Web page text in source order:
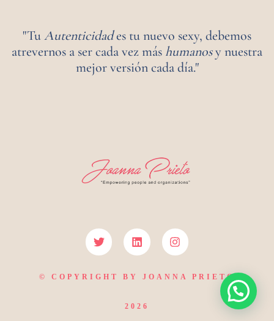
"TuAutenticidades tu nuevo sexy, debemos
atrevernos a ser cada vez máshumanosy nuestra
mejor versión cada día."
© COPYRIGHT BY JOANNA PRIETO
2026